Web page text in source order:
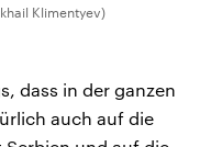
Klimentyev)
dass in der ganzen
auch auf die